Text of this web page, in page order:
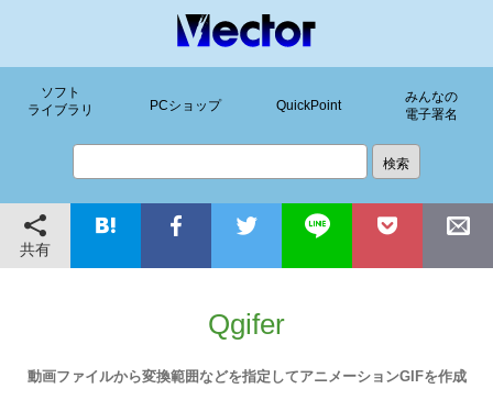
ソフト
ライブラリ
PCショップ QuickPoint
みんなの
電子署名
共有
Qgifer
動画ファイルから変換範囲などを指定してアニメーションGIFを作成